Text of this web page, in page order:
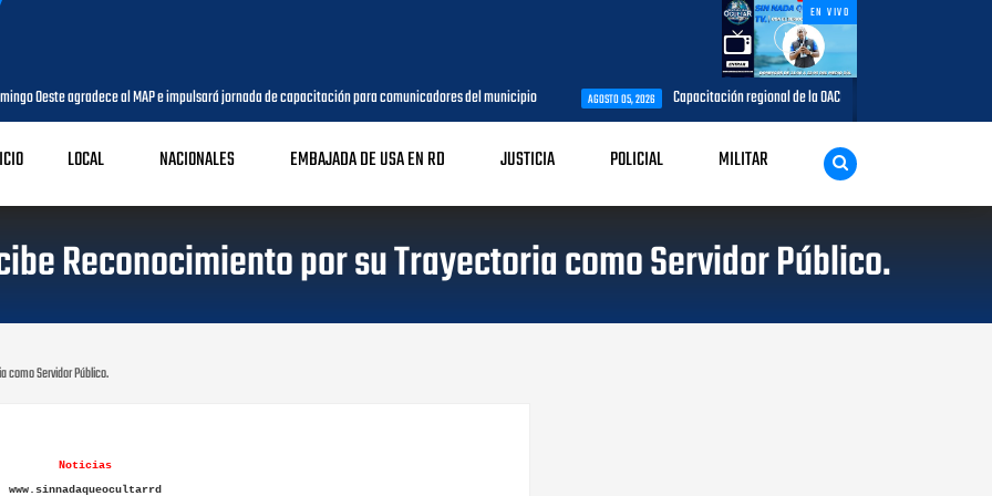
EN VIVO
Oeste agradece al MAP e impulsará jornada de capacitación para comunicadores del municipio AGOSTO 05, 2026 Capacitación regional de la OACI culmina: CESAC fue sede
LOCAL NACIONALES EMBAJADA DE USA EN RD JUSTICIA POLICIAL MILITAR
Reconocimiento por su Trayectoria como Servidor Público.
como Servidor Público.
Noticias
www.sinnadaqueocultarrd